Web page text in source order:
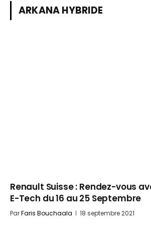
ARKANA HYBRIDE
Renault Suisse : Rendez-vous
E-Tech du 16 au 25 Septembre
ParFaris Bouchaala 18 septembre 2021